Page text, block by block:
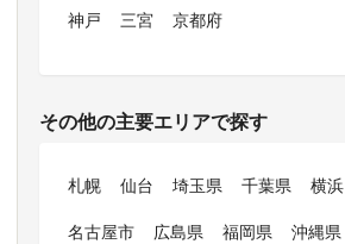
神戸
三宮 京都府
その他の主要エリアで探す
札幌 仙台 埼玉県 千葉県
横浜
名古屋市
広島県 福岡県 沖縄県